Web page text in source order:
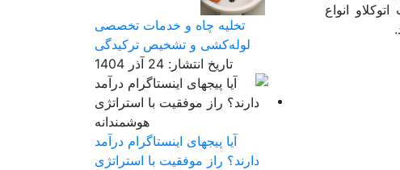
انواع
تخلیه چاه و خدمات تخصصی
لوله‌کشی و تشخیص ترکیدگی
تاریخ انتشار: 24 آذر 1404
آیا پیجهای اینستاگرام درآمد
دارند؟ راز موفقیت با استراتژی